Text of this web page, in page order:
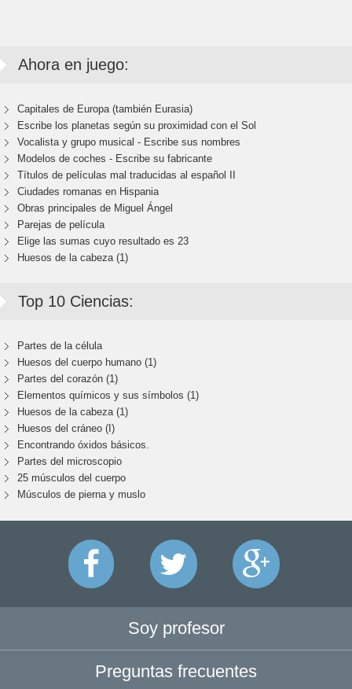
Ahora en juego:
Capitales de Europa (también Eurasia)
Escribe los planetas según su proximidad con el Sol
Vocalista y grupo musical - Escribe sus nombres
Modelos de coches - Escribe su fabricante
Títulos de películas mal traducidas al español II
Ciudades romanas en Hispania
Obras principales de Miguel Ángel
Parejas de película
Elige las sumas cuyo resultado es 23
Huesos de la cabeza (1)
Top 10 Ciencias:
Partes de la célula
Huesos del cuerpo humano (1)
Partes del corazón (1)
Elementos químicos y sus símbolos (1)
Huesos de la cabeza (1)
Huesos del cráneo (I)
Encontrando óxidos básicos.
Partes del microscopio
25 músculos del cuerpo
Músculos de pierna y muslo
Soy profesor
Preguntas frecuentes